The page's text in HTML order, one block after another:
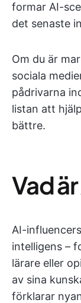
formar AI-
det senaste
Om du är
sociala
pådrivarna
listan att
bättre.
Vad
AI-
intelligens –
lärare eller
av sina
förklarar